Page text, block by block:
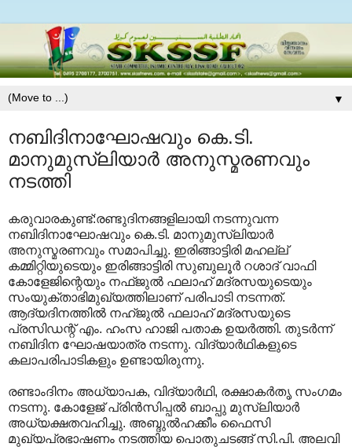
▼
നബിദിനാഘോഷവും കെ.ടി.
മാനുമുസ്‌ലിയാര്‍ അനുസ്മരണവും
നടത്തി
കരുവാരകുണ്ട്:രണ്ടുദിനങ്ങളിലായി നടന്നുവന്ന
നബിദിനാഘോഷവും കെ.ടി. മാനുമുസ്‌ലിയാര്‍
അനുസ്മരണവും സമാപിച്ചു. ഇരിങ്ങാട്ടിരി മഹല്ല്
കമ്മിറ്റിയുടെയും ഇരിങ്ങാട്ടിരി സുബുലൂര്‍ റശാദ് വാഫി
കോളേജിന്റെയും നഫ്ജുല്‍ ഫലാഹ് മദ്രസയുടെയും
സംയുക്താഭിമുഖ്യത്തിലാണ് പരിപാടി നടന്നത്.
ആദ്യദിനത്തില്‍ നഹ്ജുല്‍ ഫലാഹ് മദ്രസയുടെ
പ്രസിഡന്റ് എം. ഹംസ ഹാജി പതാക ഉയര്‍ത്തി. തുടര്‍ന്ന്
നബിദിന ഘോഷയാത്ര നടന്നു. വിദ്യാര്‍ഥികളുടെ
കലാപരിപാടികളും ഉണ്ടായിരുന്നു.
രണ്ടാംദിനം അധ്യാപക, വിദ്യാര്‍ഥി, രക്ഷാകര്‍തൃ സംഗമം
നടന്നു. കോളേജ് പ്രിന്‍സിപ്പല്‍ ബാപ്പു മുസ്‌ലിയാര്‍
അധ്യക്ഷതവഹിച്ചു. അബ്ദുല്‍ഹക്കീം ഫൈസി
മുഖ്യപ്രഭാഷണം നടത്തിയ പൊതുചടങ്ങ് സി.പി. അലവി